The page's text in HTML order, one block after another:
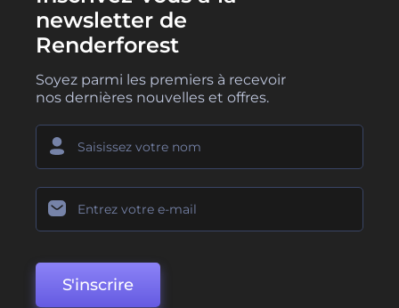
newsletter de
Renderforest
Soyez parmi les premiers à recevoir
nos dernières nouvelles et offres.
S'inscrire